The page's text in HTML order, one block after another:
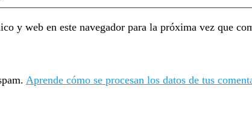
y web en este navegador para la próxima vez que
Aprende cómo se procesan los datos de tus